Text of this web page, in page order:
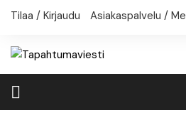
Skip
Tilaa / Kirjaudu Asiakaspalvelu /